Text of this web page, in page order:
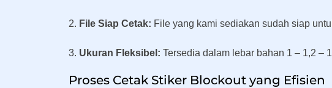
2. File Siap Cetak: File yang kami sediakan sudah siap
3. Ukuran Fleksibel: Tersedia dalam lebar bahan 1 – 1,2 –
Proses Cetak Stiker Blockout yang Efisien